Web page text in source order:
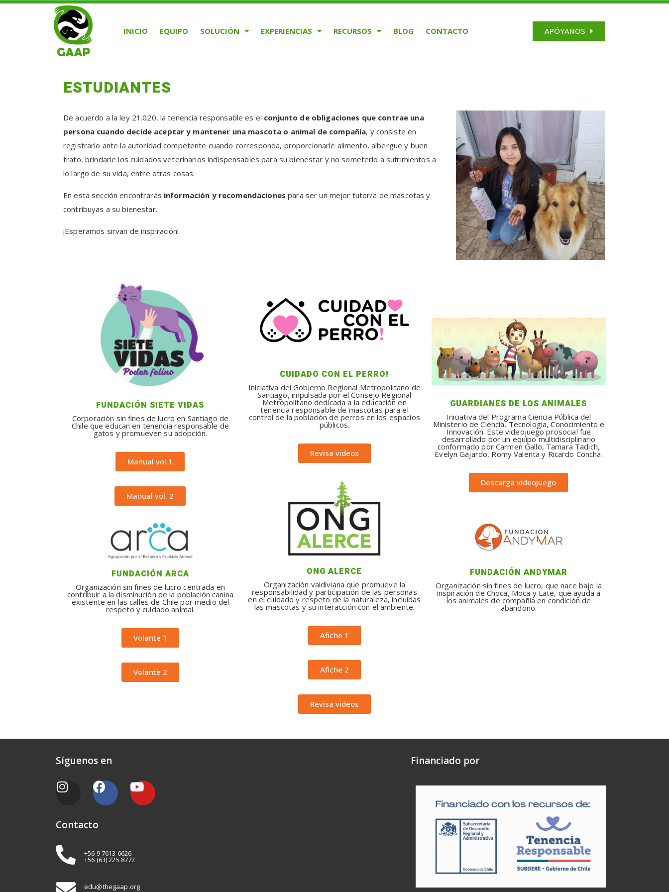
INICIO EQUIPO SOLUCIÓN EXPERIENCIAS RECURSOS BLOG CONTACTO APÓYANOS
ESTUDIANTES
De acuerdo a la ley 21.020, la tenencia responsable es el conjunto de obligaciones que contrae una
persona cuando decide aceptar y mantener una mascota o animal de compañía, y consiste en
registrarlo ante la autoridad competente cuando corresponda, proporcionarle alimento, albergue y buen
trato, brindarle los cuidados veterinarios indispensables para su bienestar y no someterlo a sufrimientos a
lo largo de su vida, entre otras cosas.
En esta sección encontrarás información y recomendaciones para ser un mejor tutor/a de mascotas y
contribuyas a su bienestar.
¡Esperamos sirvan de inspiración!
FUNDACIÓN SIETE VIDAS
Corporación sin fines de lucro en Santiago de
Chile que educan en tenencia responsable de
gatos y promueven su adopción.
Manual vol.1
Manual vol. 2
FUNDACIÓN ARCA
Organización sin fines de lucro centrada en
contribuir a la disminución de la población canina
existente en las calles de Chile por medio del
respeto y cuidado animal.
Volante 1
Volante 2
CUIDADO CON EL PERRO!
Iniciativa del Gobierno Regional Metropolitano de
Santiago, impulsada por el Consejo Regional
Metropolitano dedicada a la educación en
tenencia responsable de mascotas para el
control de la población de perros en los espacios
públicos.
Revisa videos
ONG ALERCE
Organización valdiviana que promueve la
responsabilidad y participación de las personas
en el cuidado y respeto de la naturaleza, incluidas
las mascotas y su interacción con el ambiente.
Afiche 1
Afiche 2
Revisa videos
GUARDIANES DE LOS ANIMALES
Iniciativa del Programa Ciencia Pública del
Ministerio de Ciencia, Tecnología, Conocimiento e
Innovación. Este videojuego prosocial fue
desarrollado por un equipo multidisciplinario
conformado por Carmen Gallo, Tamara Tadich,
Evelyn Gajardo, Romy Valenta y Ricardo Concha.
Descarga videojuego
FUNDACIÓN ANDYMAR
Organización sin fines de lucro, que nace bajo la
inspiración de Choca, Moca y Late, que ayuda a
los animales de compañía en condición de
abandono.
Síguenos en
Contacto
+56 9 7613 6626
+56 (63) 225 8772
edu@thegaap.org
Financiado por